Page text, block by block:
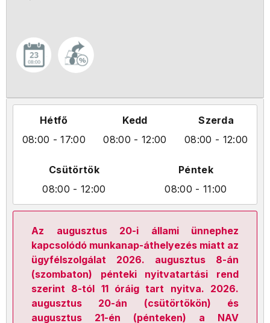
Hétfő
08:00 - 17:00
Kedd
08:00 - 12:00
Szerda
08:00 - 12:00
Csütörtök
08:00 - 12:00
Péntek
08:00 - 11:00
Az augusztus 20-i állami ünnephez
kapcsolódó munkanap-áthelyezés miatt az
ügyfélszolgálat 2026. augusztus 8-án
(szombaton) pénteki nyitvatartási rend
szerint 8-tól 11 óráig tart nyitva. 2026.
augusztus 20-án (csütörtökön) és
augusztus 21-én (pénteken) a NAV